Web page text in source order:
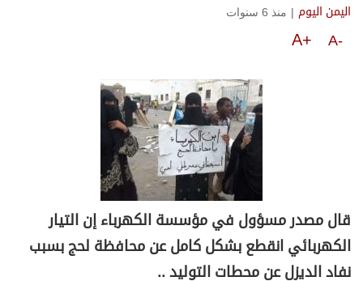
اليمن اليوم | منذ 6 سنوات
A-
A+
قال مصدر مسؤول في مؤسسة الكهرباء إن التيار
الكهربائي انقطع بشكل كامل عن محافظة لحج بسبب
نفاد الديزل عن محطات التوليد ..